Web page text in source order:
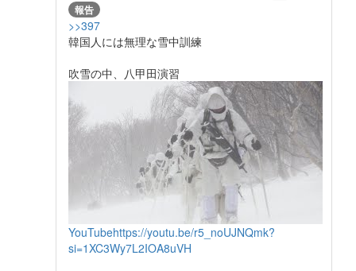
報告
>>397
韓国人には無理な雪中訓練
吹雪の中、八甲田演習
YouTubehttps://youtu.be/r5_noUJNQmk?
si=1XC3Wy7L2IOA8uVH